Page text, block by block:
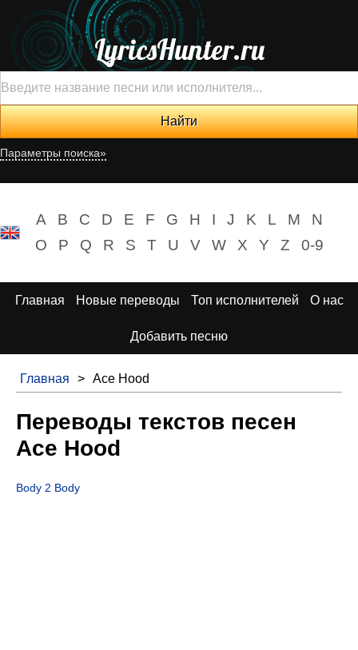
LyricsHunter.ru
Параметры поиска»
A B C D E F G H I J K L M
N
O
P Q R S T U V W X Y Z 0-9
Главная Новые переводы Топ исполнителей О нас
Добавить песню
Главная > Ace Hood
Переводы текстов песен
Ace Hood
Body 2 Body